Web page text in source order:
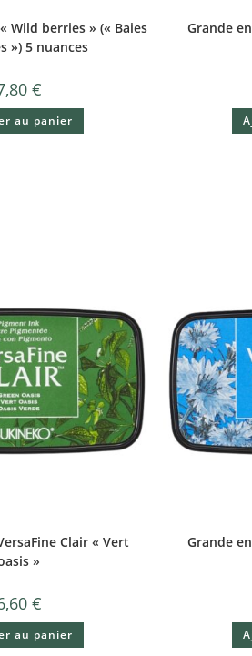
Wild berries » (« Baies
») 5 nuances
€
au panier
Grande
Clair « Vert
»
€
au panier
Grande